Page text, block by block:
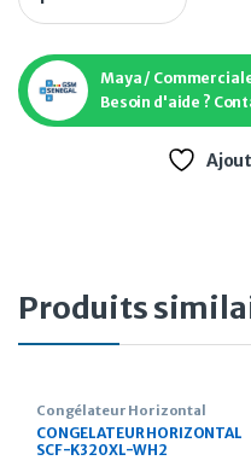
Maya /
Besoin d'aide ?
Produits
Congélateur Horizontal
CONGELATEUR HORIZONTAL
SCF-K320XL-WH2